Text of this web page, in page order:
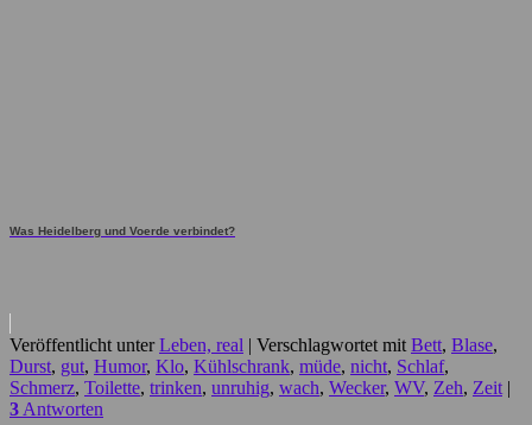
Was Heidelberg und Voerde verbindet?
Veröffentlicht unter Leben, real | Verschlagwortet mit Bett, Blase,
Durst, gut, Humor, Klo, Kühlschrank, müde, nicht, Schlaf,
Schmerz, Toilette, trinken, unruhig, wach, Wecker, WV, Zeh, Zeit |
3 Antworten